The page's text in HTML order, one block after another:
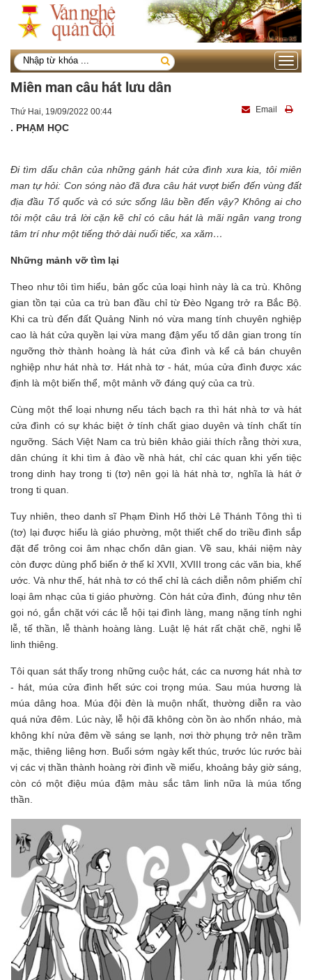
Toggle
Miên man câu hát lưu dân
Thứ Hai, 19/09/2022 00:44 Email
. PHẠM HỌC
Đi tìm dấu chân của những gánh hát cửa đình xưa kia, tôi miên
man tự hỏi: Con sóng nào đã đưa câu hát vượt biển đến vùng đất
địa đầu Tổ quốc và có sức sống lâu bền đến vậy? Không ai cho
tôi một câu trả lời cặn kẽ chỉ có câu hát là mãi ngân vang trong
tâm trí như một tiếng thở dài nuối tiếc, xa xăm…
Những mảnh vỡ tìm lại
Theo như tôi tìm hiểu, bản gốc của loại hình này là ca trù. Không
gian tồn tại của ca trù ban đầu chỉ từ Đèo Ngang trở ra Bắc Bộ.
Khi ca trù đến đất Quảng Ninh nó vừa mang tính chuyên nghiệp
cao là hát cửa quyền lại vừa mang đậm yếu tố dân gian trong tín
ngưỡng thờ thành hoàng là hát cửa đình và kể cả bán chuyên
nghiệp như hát nhà tơ. Hát nhà tơ - hát, múa cửa đình được xác
định là một biến thể, một mảnh vỡ đáng quý của ca trù.
Cùng một thể loại nhưng nếu tách bạch ra thì hát nhà tơ và hát
cửa đình có sự khác biệt ở tính chất giao duyên và tính chất tín
ngưỡng. Sách Việt Nam ca trù biên khảo giải thích rằng thời xưa,
dân chúng ít khi tìm ả đào về nhà hát, chỉ các quan khi yến tiệc
trong dinh hay trong ti (tơ) nên gọi là hát nhà tơ, nghĩa là hát ở
trong ti quan.
Tuy nhiên, theo danh sĩ Phạm Đình Hổ thời Lê Thánh Tông thì ti
(tơ) lại được hiểu là giáo phường, một thiết chế do triều đình sắp
đặt để trông coi âm nhạc chốn dân gian. Về sau, khái niệm này
còn được dùng phổ biến ở thế kỉ XVII, XVIII trong các văn bia, khế
ước. Và như thế, hát nhà tơ có thể chỉ là cách diễn nôm phiếm chỉ
loại âm nhạc của ti giáo phường. Còn hát cửa đình, đúng như tên
gọi nó, gắn chặt với các lễ hội tại đình làng, mang nặng tính nghi
lễ, tế thần, lễ thành hoàng làng. Luật lệ hát rất chặt chẽ, nghi lễ
linh thiêng.
Tôi quan sát thấy trong những cuộc hát, các ca nương hát nhà tơ
- hát, múa cửa đình hết sức coi trọng múa. Sau múa hương là
múa dâng hoa. Múa đội đèn là muộn nhất, thường diễn ra vào
quá nửa đêm. Lúc này, lễ hội đã không còn ồn ào nhốn nháo, mà
không khí nửa đêm về sáng se lạnh, nơi thờ phụng trở nên trầm
mặc, thiêng liêng hơn. Buổi sớm ngày kết thúc, trước lúc rước bài
vị các vị thần thành hoàng rời đình về miếu, khoảng bảy giờ sáng,
còn có một điệu múa đậm màu sắc tâm linh nữa là múa tống
thần.